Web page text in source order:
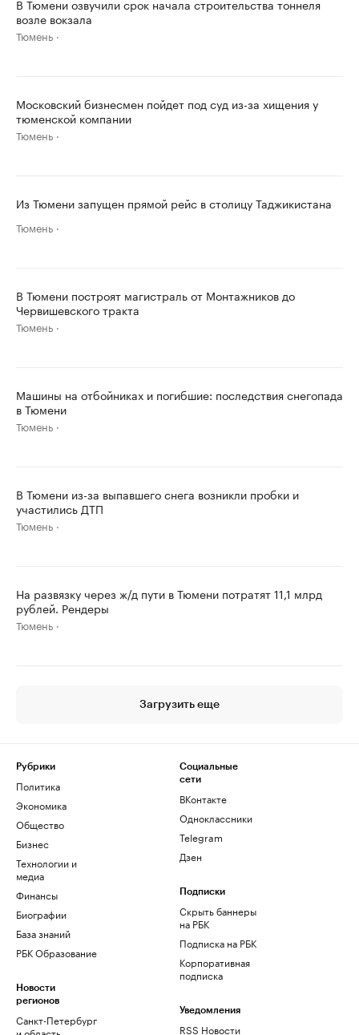
В Тюмени озвучили срок начала строительства тоннеля
возле вокзала
Тюмень
Московский бизнесмен пойдет под суд из-за хищения у
тюменской компании
Тюмень
Из Тюмени запущен прямой рейс в столицу Таджикистана
Тюмень
В Тюмени построят магистраль от Монтажников до
Червишевского тракта
Тюмень
Машины на отбойниках и погибшие: последствия снегопада
в Тюмени
Тюмень
В Тюмени из-за выпавшего снега возникли пробки и
участились ДТП
Тюмень
На развязку через ж/д пути в Тюмени потратят 11,1 млрд
рублей. Рендеры
Тюмень
Загрузить еще
Рубрики
Политика
Экономика
Общество
Бизнес
Технологии и
медиа
Финансы
Биографии
База знаний
РБК Образование
Новости
регионов
Санкт-Петербург
Социальные
сети
ВКонтакте
Одноклассники
Telegram
Дзен
Подписки
Скрыть баннеры
на РБК
Подписка на РБК
Корпоративная
подписка
Уведомления
RSS Новости